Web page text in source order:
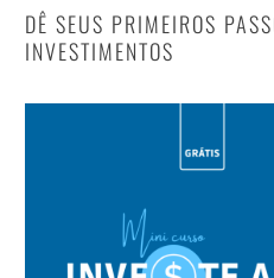
DÊ SEUS PRIMEIROS
INVESTIMENTOS